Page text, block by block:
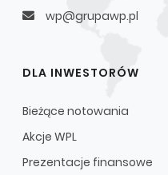
wp@grupawp.pl
DLA INWESTORÓW
Bieżące notowania
Akcje WPL
Prezentacje finansowe